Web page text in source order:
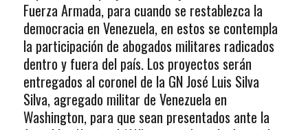
Fuerza Armada, para cuando se restablezca la
democracia en Venezuela, en estos se contempla
la participación de abogados militares radicados
dentro y fuera del país. Los proyectos serán
entregados al coronel de la GN José Luis Silva
Silva, agregado militar de Venezuela en
Washington, para que sean presentados ante la